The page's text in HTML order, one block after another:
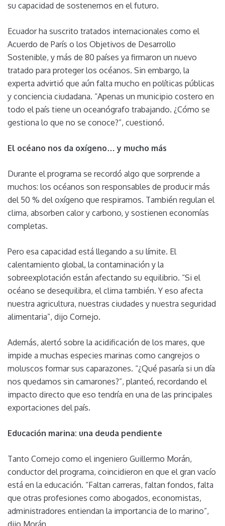
su capacidad de sostenernos en el futuro.
Ecuador ha suscrito tratados internacionales como el
Acuerdo de París o los Objetivos de Desarrollo
Sostenible, y más de 80 países ya firmaron un nuevo
tratado para proteger los océanos. Sin embargo, la
experta advirtió que aún falta mucho en políticas públicas
y conciencia ciudadana. “Apenas un municipio costero en
todo el país tiene un oceanógrafo trabajando. ¿Cómo se
gestiona lo que no se conoce?”, cuestionó.
El océano nos da oxígeno… y mucho más
Durante el programa se recordó algo que sorprende a
muchos: los océanos son responsables de producir más
del 50 % del oxígeno que respiramos. También regulan el
clima, absorben calor y carbono, y sostienen economías
completas.
Pero esa capacidad está llegando a su límite. El
calentamiento global, la contaminación y la
sobreexplotación están afectando su equilibrio. “Si el
océano se desequilibra, el clima también. Y eso afecta
nuestra agricultura, nuestras ciudades y nuestra seguridad
alimentaria”, dijo Cornejo.
Además, alertó sobre la acidificación de los mares, que
impide a muchas especies marinas como cangrejos o
moluscos formar sus caparazones. “¿Qué pasaría si un día
nos quedamos sin camarones?”, planteó, recordando el
impacto directo que eso tendría en una de las principales
exportaciones del país.
Educación marina: una deuda pendiente
Tanto Cornejo como el ingeniero Guillermo Morán,
conductor del programa, coincidieron en que el gran vacío
está en la educación. “Faltan carreras, faltan fondos, falta
que otras profesiones como abogados, economistas,
administradores entiendan la importancia de lo marino”,